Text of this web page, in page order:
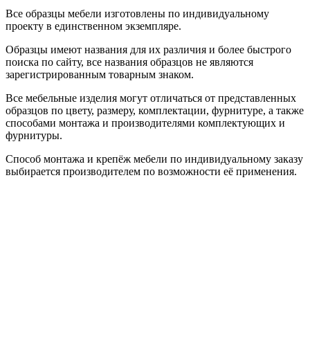
Все образцы мебели изготовлены по индивидуальному
проекту в единственном экземпляре.
Образцы имеют названия для их различия и более быстрого
поиска по сайту, все названия образцов не являются
зарегистрированным товарным знаком.
Все мебельные изделия могут отличаться от представленных
образцов по цвету, размеру, комплектации, фурнитуре, а также
способами монтажа и производителями комплектующих и
фурнитуры.
Способ монтажа и крепёж мебели по индивидуальному заказу
выбирается производителем по возможности её применения.